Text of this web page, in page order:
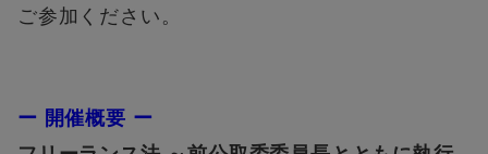
ご参加ください。
ー 開催概要 ー